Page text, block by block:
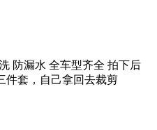
防漏水 全车型齐全 拍下后
件套，自己拿回去裁剪